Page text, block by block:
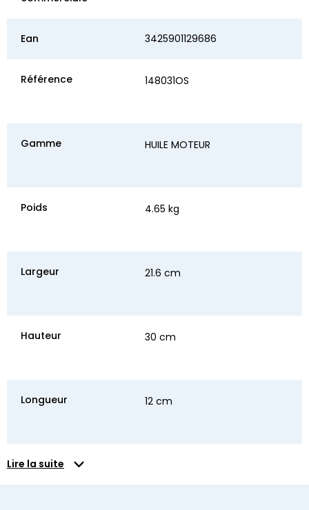
Ean 3425901129686
Référence 148031OS
Gamme HUILE MOTEUR
Poids 4.65 kg
Largeur 21.6 cm
Hauteur 30 cm
Longueur 12 cm
Lire la suite